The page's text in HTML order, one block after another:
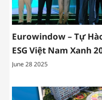
Eurowindow – Tự
ESG Việt Nam Xanh
June 28 2025